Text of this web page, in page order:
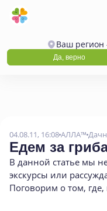
Ваш регион
Да, верно
04.08.11, 16:08АЛЛА™
Едем за
В данной статье мы
экскурсы или
Поговорим о том, где,